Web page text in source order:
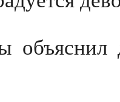
объяснил